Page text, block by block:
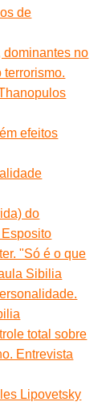
de
dominantes no
terrorismo.
efeitos
do
"Só é o que
Sibilia
total sobre
Entrevista
Lipovetsky